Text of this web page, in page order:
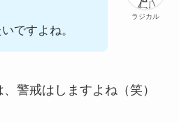
ラジカル
ですよね。
警戒はしますよね（笑）